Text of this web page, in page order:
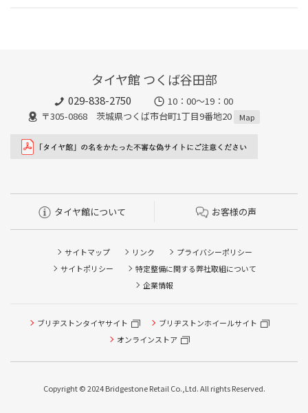
タイヤ館 つくば谷田部
029-838-2750
10：00～19：00
〒305-0868 茨城県つくば市台町1丁目9番地20
Map
タイヤ館について お客様の声
サイトマップ リンク
プライバシーポリシー
サイトポリシー
特定整備に関する弊社取組について
企業情報
ブリヂストンタイヤサイト
ブリヂストンホイールサイト
オンラインストア
Copyright © 2024 Bridgestone Retail Co.,Ltd. All rights Reserved.